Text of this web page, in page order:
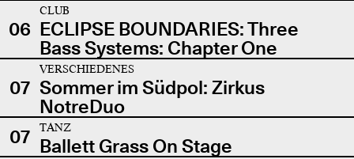
06
CLUB
ECLIPSE BOUNDARIES: Three
Bass Systems: Chapter One
07
VERSCHIEDENES
Sommer im Südpol: Zirkus
NotreDuo
07
TANZ
Ballett Grass On Stage